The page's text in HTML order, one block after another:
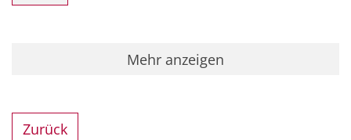
Mehr anzeigen
Zurück